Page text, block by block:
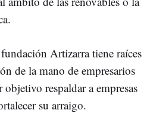
Artizarra tiene raíces
de la mano de empresarios
respaldar a empresas
su arraigo.